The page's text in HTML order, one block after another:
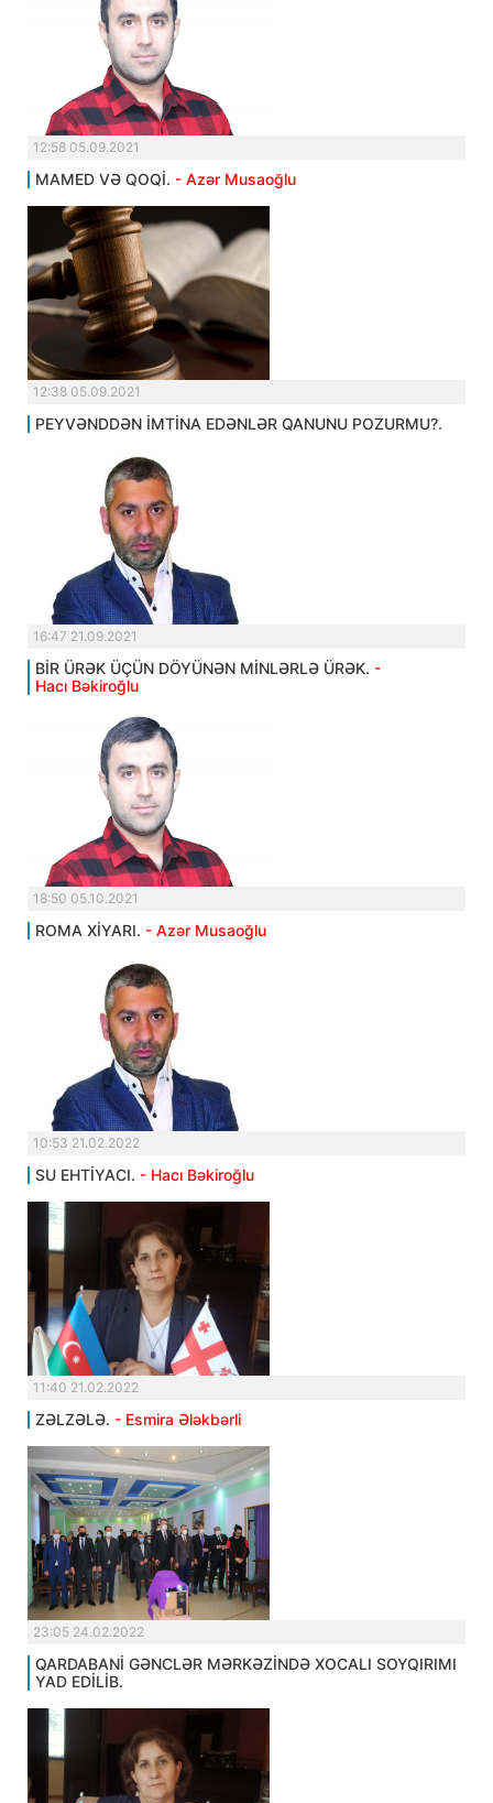
12:58 05.09.2021
MAMED VƏ QOQİ. - Azər Musaoğlu
12:38 05.09.2021
PEYVƏNDDƏN İMTİNA EDƏNLƏR QANUNU POZURMU?.
16:47 21.09.2021
BİR ÜRƏK ÜÇÜN DÖYÜNƏN MİNLƏRLƏ ÜRƏK. -
Hacı Bəkiroğlu
18:50 05.10.2021
ROMA XİYARI. - Azər Musaoğlu
10:53 21.02.2022
SU EHTİYACI. - Hacı Bəkiroğlu
11:40 21.02.2022
ZƏLZƏLƏ. - Esmira Ələkbərli
23:05 24.02.2022
QARDABANİ GƏNCLƏR MƏRKƏZİNDƏ XOCALI SOYQIRIMI
YAD EDİLİB.